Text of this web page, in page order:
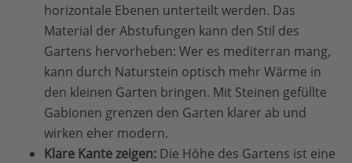
horizontale Ebenen unterteilt werden. Das
Material der Abstufungen kann den Stil des
Gartens hervorheben: Wer es mediterran mang,
kann durch Naturstein optisch mehr Wärme in
den kleinen Garten bringen. Mit Steinen gefüllte
Gabionen grenzen den Garten klarer ab und
wirken eher modern.
Klare Kante zeigen: Die Höhe des Gartens ist eine